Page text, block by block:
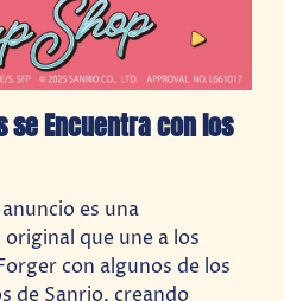
se Encuentra con los
es una
que une a los
con algunos de los
de Sanrio, creando